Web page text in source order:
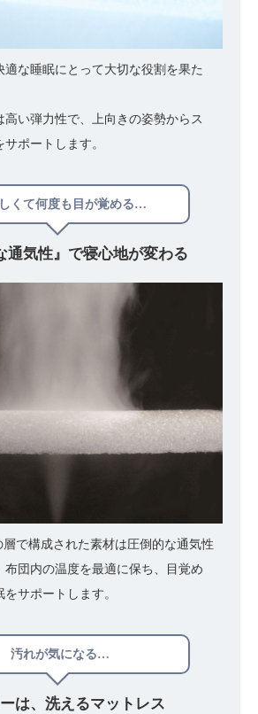
適な睡眠にとって大切な役割を果た
高い弾力性で、上向きの姿勢からス
ポートします。
くて何度も目が覚める…
通気性』で寝心地が変わる
層で構成された素材は圧倒的な通気性
布団内の温度を最適に保ち、目覚め
サポートします。
汚れが気になる…
は、 洗えるマットレス